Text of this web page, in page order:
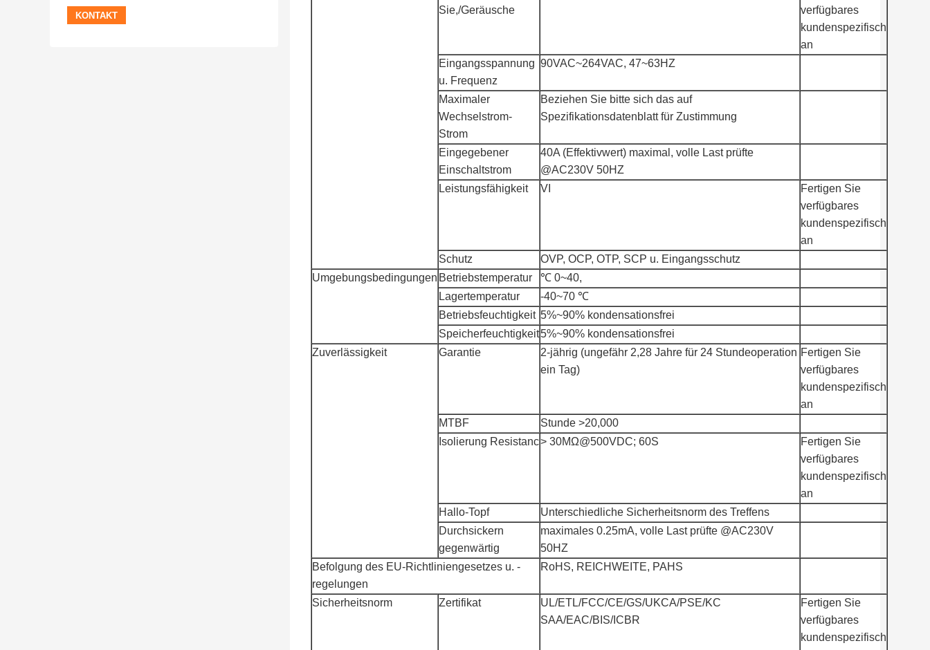
Sie,/Geräusche
verfügbares
kundenspezifisch
an
Eingangsspannung
u. Frequenz
90VAC~264VAC, 47~63HZ
Maximaler
Wechselstrom-
Strom
Beziehen Sie bitte sich das auf
Spezifikationsdatenblatt für Zustimmung
Eingegebener
Einschaltstrom
40A (Effektivwert) maximal, volle Last prüfte
@AC230V 50HZ
Leistungsfähigkeit
VI
Fertigen Sie
verfügbares
kundenspezifisch
an
Schutz
OVP, OCP, OTP, SCP u. Eingangsschutz
Umgebungsbedingungen Betriebstemperatur
℃ 0~40,
Lagertemperatur
-40~70 ℃
Betriebsfeuchtigkeit 5%~90% kondensationsfrei
Speicherfeuchtigkeit5%~90% kondensationsfrei
Zuverlässigkeit
Garantie
2-jährig (ungefähr 2,28 Jahre für 24 Stundeoperation
ein Tag)
Fertigen Sie
verfügbares
kundenspezifisch
an
MTBF
Stunde >20,000
Isolierung Resistanc> 30MΩ@500VDC; 60S
Fertigen Sie
verfügbares
kundenspezifisch
an
Hallo-Topf
Unterschiedliche Sicherheitsnorm des Treffens
Durchsickern
gegenwärtig
maximales 0.25mA, volle Last prüfte @AC230V
50HZ
Befolgung des EU-Richtliniengesetzes u. -
regelungen
RoHS, REICHWEITE, PAHS
Sicherheitsnorm Zertifikat
UL/ETL/FCC/CE/GS/UKCA/PSE/KC
SAA/EAC/BIS/ICBR
Fertigen Sie
verfügbares
kundenspezifisch